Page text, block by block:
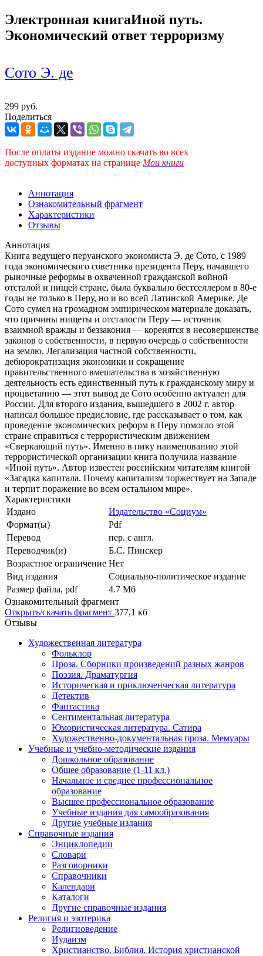
Электронная книгаИной путь.
Экономический ответ терроризму
Сото Э. де
299 руб.
Поделиться
После оплаты издание можно скачать во всех
доступных форматах на странице Мои книги
Аннотация
Ознакомительный фрагмент
Характеристики
Отзывы
Аннотация
Книга ведущего перуанского экономиста Э. де Сото, с 1989
года экономического советника президента Перу, начавшего
рыночные реформы в охваченной гражданской войной
отсталой и нищей стране, была буквально бестселлером в 80-е
годы не только в Перу, но и во всей Латинской Америке. Де
Сото сумел на громадном эмпирическом материале доказать,
что причины нищеты и отсталости Перу — источник
взаимной вражды и беззакония — коренятся в несовершенстве
законов о собственности, в первую очередь о собственности
на землю. Легализация частной собственности,
дебюрократизация экономики и сокращение
правительственного вмешательства в хозяйственную
деятельность есть единственный путь к гражданскому миру и
процветанию — этот вывод де Сото особенно актуален для
России. Для второго издания, вышедшего в 2002 г. автор
написал большое предисловие, где рассказывает о том, как
проведение экономических реформ в Перу помогло этой
стране справиться с террористическим движением
«Сверкающий путь». Именно в пику наименованию этой
террористической организации книга получила название
«Иной путь». Автор известен российским читателям книгой
«Загадка капитала. Почему капитализм торжествует на Западе
и терпит поражение во всем остальном мире».
Характеристики
Издано
Издательство «Социум»
Формат(ы)
Pdf
Перевод
пер. с англ.
Переводчик(и)
Б.С. Пинскер
Возрастное ограничение Нет
Вид издания
Социально-политическое издание
Размер файла, pdf
4.7 Mб
Ознакомительный фрагмент
Открыть/скачать фрагмент 377,1 кб
Отзывы
Художественная литература
Фольклор
Проза. Сборники произведений разных жанров
Поэзия. Драматургия
Историческая и приключенческая литература
Детектив
Фантастика
Сентиментальная литература
Юмористическая литература. Сатира
Художественно-документальная проза. Мемуары
Учебные и учебно-методические издания
Дошкольное образование
Общее образование (1-11 кл.)
Начальное и среднее профессиональное
образование
Высшее профессиональное образование
Учебные издания для самообразования
Другие учебные издания
Справочные издания
Энциклопедии
Словари
Разговорники
Справочники
Календари
Каталоги
Другие справочные издания
Религия и эзотерика
Религиоведение
Иудаизм
Христианство. Библия. История христианской